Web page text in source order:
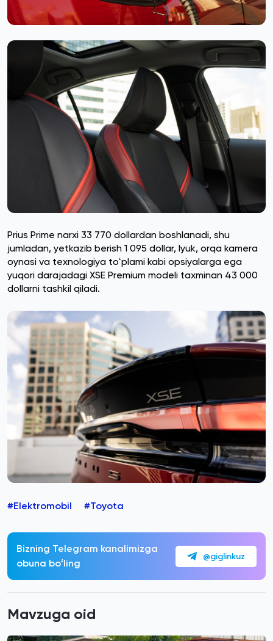
Prius Prime narxi 33 770 dollardan boshlanadi, shu
jumladan, yetkazib berish 1 095 dollar, lyuk, orqa kamera
oynasi va texnologiya toʻplami kabi opsiyalarga ega
yuqori darajadagi XSE Premium modeli taxminan 43 000
dollarni tashkil qiladi.
#Elektromobil #Toyota
Bizning Telegram kanalimizga
obuna boʻling
@giglinkuz
Mavzuga oid